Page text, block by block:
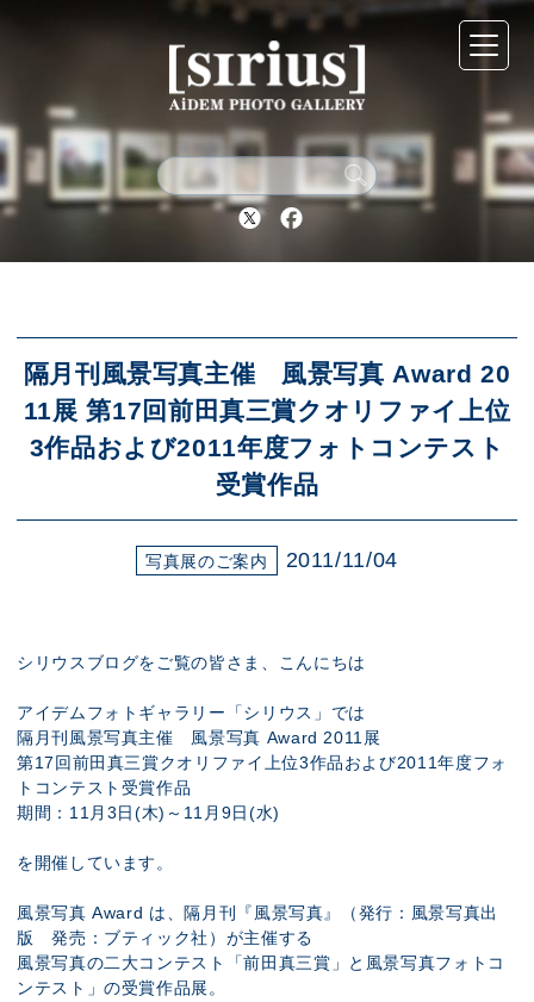
Twitter Facebook
隔月刊風景写真主催 風景写真 Award 20
11展 第17回前田真三賞クオリファイ上位
3作品および2011年度フォトコンテスト
受賞作品
写真展のご案内 2011/11/04
シリウスブログをご覧の皆さま、こんにちは
アイデムフォトギャラリー「シリウス」では
隔月刊風景写真主催 風景写真 Award 2011展
第17回前田真三賞クオリファイ上位3作品および2011年度フォ
トコンテスト受賞作品
期間：11月3日(木)～11月9日(水)
を開催しています。
風景写真 Award は、隔月刊『風景写真』（発行：風景写真出
版 発売：ブティック社）が主催する
風景写真の二大コンテスト「前田真三賞」と風景写真フォトコ
ンテスト」の受賞作品展。
シリウスについて
展示スケジュール
アクセス
ブログ